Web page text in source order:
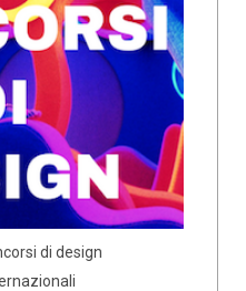
di design